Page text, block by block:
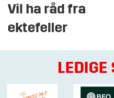
Vil ha råd fra
ektefeller
LEDIGE